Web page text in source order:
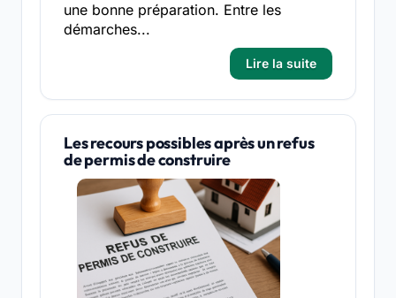
une bonne préparation. Entre les
démarches...
Lire la suite
Les recours possibles après un refus
de permis de construire